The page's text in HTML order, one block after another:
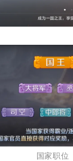
国家职位